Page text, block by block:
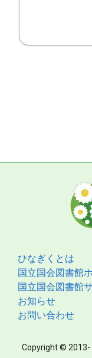
ひなぎくとは
国立国会図書館
国立国会図書館
お知らせ
お問い合わせ
Copyright © 2013-